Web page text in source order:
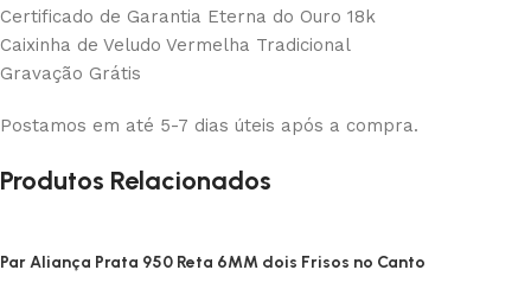
Certificado de Garantia Eterna do Ouro 18k
Caixinha de Veludo Vermelha Tradicional
Gravação Grátis
Postamos em até 5-7 dias úteis após a compra.
Produtos Relacionados
Par Aliança Prata 950 Reta 6MM dois Frisos no Canto